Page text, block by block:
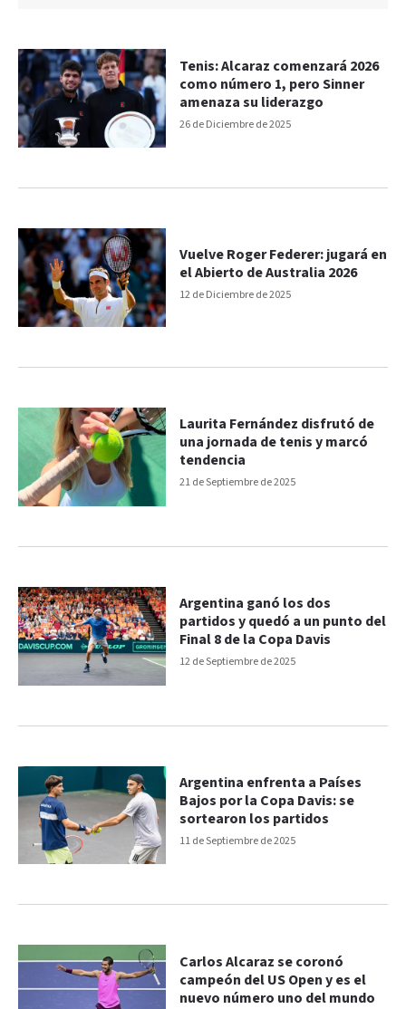
26 de Diciembre de 2025
Tenis: Alcaraz comenzará 2026
como número 1, pero Sinner
amenaza su liderazgo
12 de Diciembre de 2025
Vuelve Roger Federer: jugará en
el Abierto de Australia 2026
21 de Septiembre de 2025
Laurita Fernández disfrutó de
una jornada de tenis y marcó
tendencia
12 de Septiembre de 2025
Argentina ganó los dos
partidos y quedó a un punto del
Final 8 de la Copa Davis
11 de Septiembre de 2025
Argentina enfrenta a Países
Bajos por la Copa Davis: se
sortearon los partidos
Carlos Alcaraz se coronó
campeón del US Open y es el
nuevo número uno del mundo